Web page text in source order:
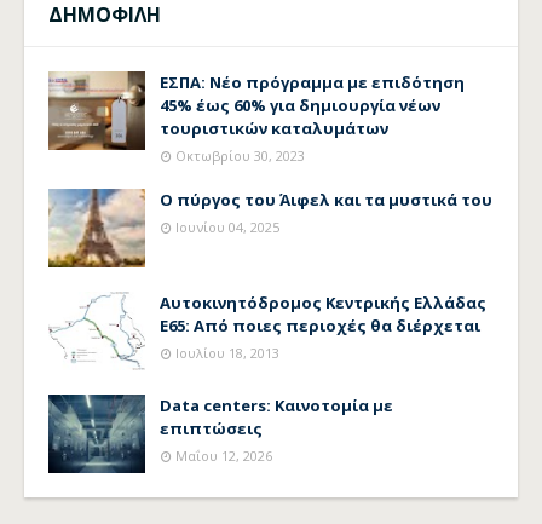
ΔΗΜΟΦΙΛΗ
ΕΣΠΑ: Νέο πρόγραμμα με επιδότηση
45% έως 60% για δημιουργία νέων
τουριστικών καταλυμάτων
Οκτωβρίου 30, 2023
Ο πύργος του Άιφελ και τα μυστικά του
Ιουνίου 04, 2025
Αυτοκινητόδρομος Κεντρικής Ελλάδας
Ε65: Από ποιες περιοχές θα διέρχεται
Ιουλίου 18, 2013
Data centers: Καινοτομία με
επιπτώσεις
Μαΐου 12, 2026